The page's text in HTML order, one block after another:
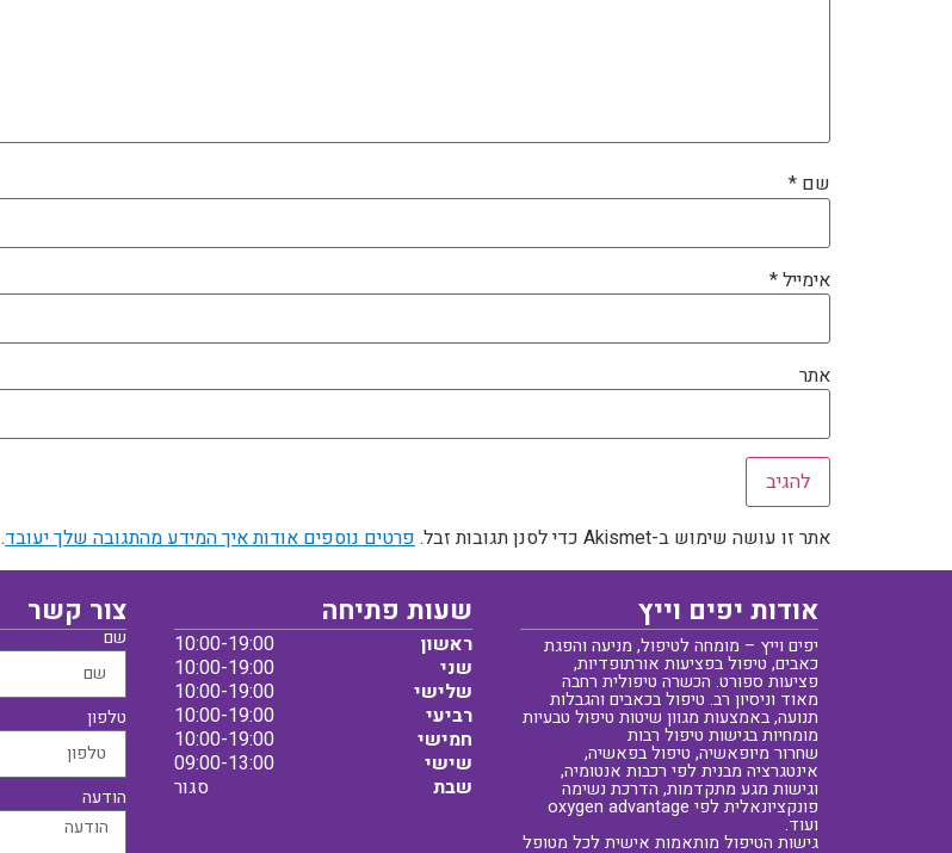
שם *
אימייל*
אתר
אתר זו עושה שימוש ב-Akismet כדי לסנן תגובות זבל. פרטים נוספים אודות איך המידע מהתגובה שלך יעובד.
אודות יפים וייץ
יפים וייץ – מומחה לטיפול, מניעה והפגת
כאבים, טיפול בפציעות אורתופדיות,
פציעות ספורט. הכשרה טיפולית רחבה
מאוד וניסיון רב. טיפול בכאבים והגבלות
תנועה, באמצעות מגוון שיטות טיפול טבעיות
מומחיות בגישות טיפול רבות
שחרור מיופאשיה, טיפול בפאשיה,
אינטגרציה מבנית לפי רכבות אנטומיה,
וגישות מגע מתקדמות, הדרכת נשימה
פונקציונאלית לפי oxygen advantage
ועוד.
גישות הטיפול מותאמות אישית לכל מטופל
שעות פתיחה
ראשון
10:00-19:00
שני
10:00-19:00
שלישי
10:00-19:00
רביעי
10:00-19:00
חמישי
10:00-19:00
שישי
09:00-13:00
שבת
סגור
צור קשר
שם
טלפון
הודעה